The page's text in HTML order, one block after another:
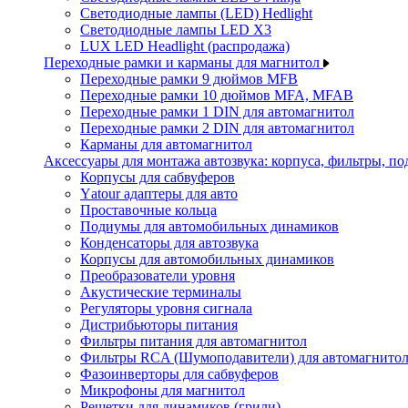
Светодиодные лампы (LED) Hedlight
Светодиодные лампы LED X3
LUX LED Headlight (распродажа)
Переходные рамки и карманы для магнитол
Переходные рамки 9 дюймов MFB
Переходные рамки 10 дюймов MFA, MFAB
Переходные рамки 1 DIN для автомагнитол
Переходные рамки 2 DIN для автомагнитол
Карманы для автомагнитол
Аксессуары для монтажа автозвука: корпуса, фильтры,
Корпусы для сабвуферов
Yаtour адаптеры для авто
Проставочные кольца
Подиумы для автомобильных динамиков
Конденсаторы для автозвука
Корпусы для автомобильных динамиков
Преобразователи уровня
Акустические терминалы
Регуляторы уровня сигнала
Дистрибьюторы питания
Фильтры питания для автомагнитол
Фильтры RCA (Шумоподавители) для автомагнитол
Фазоинверторы для сабвуферов
Микрофоны для магнитол